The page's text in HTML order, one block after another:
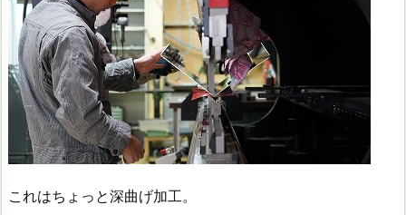
これはちょっと深曲げ加工。